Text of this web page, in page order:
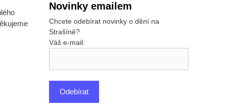
Novinky emailem
Chcete odebírat novinky o dění na
Strašíně?
Váš e-mail: